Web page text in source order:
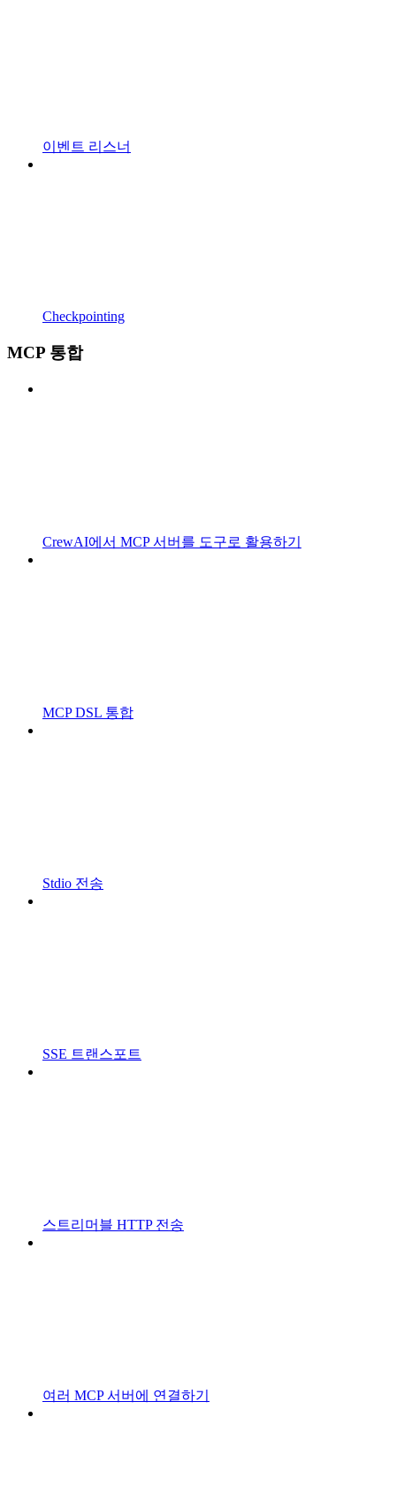
이벤트 리스너
Checkpointing
MCP 통합
CrewAI에서 MCP 서버를 도구로 활용하기
MCP DSL 통합
Stdio 전송
SSE 트랜스포트
스트리머블 HTTP 전송
여러 MCP 서버에 연결하기